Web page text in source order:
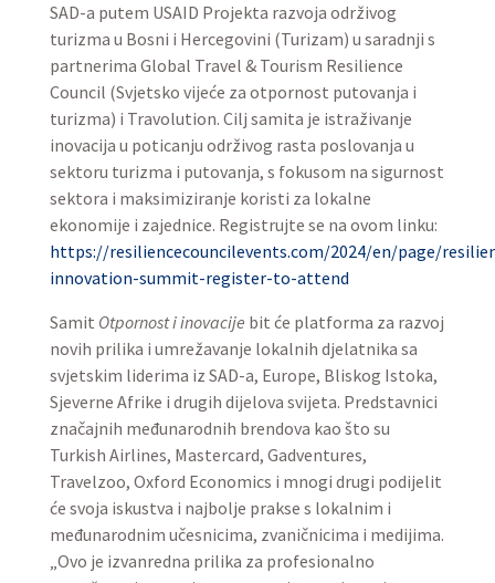
SAD-a putem USAID Projekta razvoja održivog
turizma u Bosni i Hercegovini (Turizam) u saradnji s
partnerima Global Travel & Tourism Resilience
Council (Svjetsko vijeće za otpornost putovanja i
turizma) i Travolution. Cilj samita je istraživanje
inovacija u poticanju održivog rasta poslovanja u
sektoru turizma i putovanja, s fokusom na sigurnost
sektora i maksimiziranje koristi za lokalne
ekonomije i zajednice. Registrujte se na ovom linku:
https://resiliencecouncilevents.com/2024/en/page/
innovation-summit-register-to-attend
Samit Otpornost i inovacije bit će platforma za razvoj
novih prilika i umrežavanje lokalnih djelatnika sa
svjetskim liderima iz SAD-a, Europe, Bliskog Istoka,
Sjeverne Afrike i drugih dijelova svijeta. Predstavnici
značajnih međunarodnih brendova kao što su
Turkish Airlines, Mastercard, Gadventures,
Travelzoo, Oxford Economics i mnogi drugi podijelit
će svoja iskustva i najbolje prakse s lokalnim i
međunarodnim učesnicima, zvaničnicima i medijima.
„Ovo je izvanredna prilika za profesionalno